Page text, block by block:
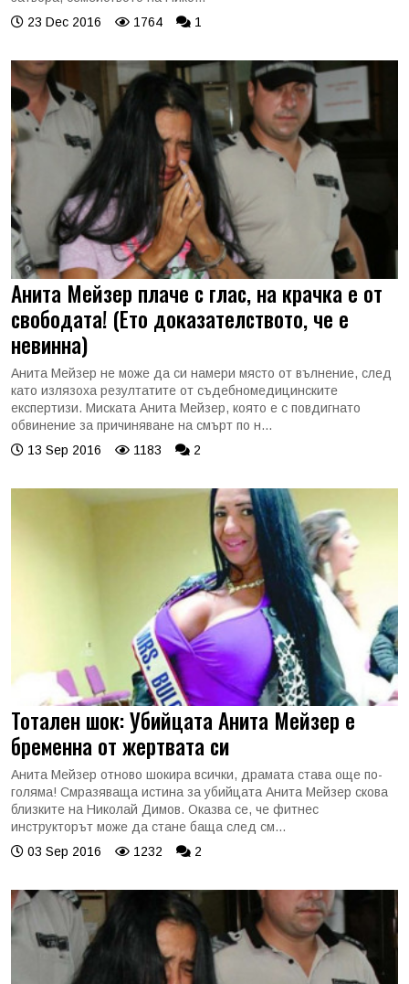
23 Dec 2016
1764 1
Анита Мейзер плаче с глас, на крачка е от
свободата! (Ето доказателството, че е
невинна)
Анита Мейзер не може да си намери място от вълнение, след
като излязоха резултатите от съдебномедицинските
експертизи. Миската Анита Мейзер, която е с повдигнато
обвинение за причиняване на смърт по н...
13 Sep 2016
1183 2
Тотален шок: Убийцата Анита Мейзер е
бременна от жертвата си
Анита Мейзер отново шокира всички, драмата става още по-
голяма! Смразяваща истина за убийцата Анита Мейзер скова
близките на Николай Димов. Оказва се, че фитнес
инструкторът може да стане баща след см...
03 Sep 2016
1232 2